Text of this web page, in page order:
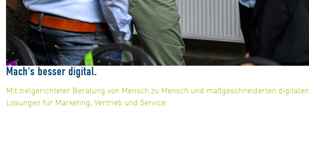
Mach's besser digital.
Mit zielgerichteter Beratung von Mensch zu Mensch und maßgeschneiderten digitalen
Lösungen für Marketing, Vertrieb und Service.